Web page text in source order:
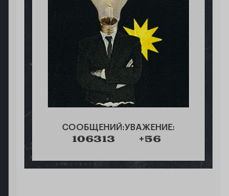
СООБЩЕНИЙ:
106313
УВАЖЕНИЕ:
+56